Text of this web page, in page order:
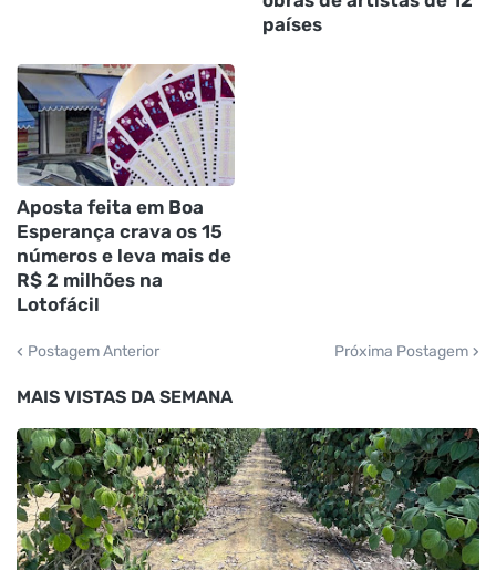
países
Aposta feita em Boa
Esperança crava os 15
números e leva mais de
R$ 2 milhões na
Lotofácil
Postagem Anterior Próxima Postagem
MAIS VISTAS DA SEMANA